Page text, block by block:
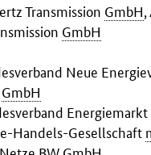
Transmission GmbH
GmbH
Neue
GmbH
Handels-Gesellschaft